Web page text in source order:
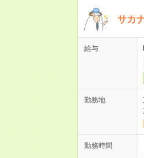
サカ
給与
勤務地
勤務時間